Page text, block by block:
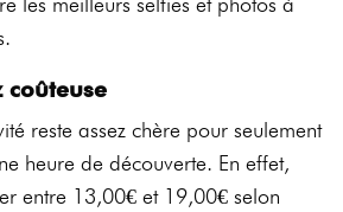
coûteuse
reste assez chère pour seulement
heure de découverte. En effet,
entre 13,00€ et 19,00€ selon